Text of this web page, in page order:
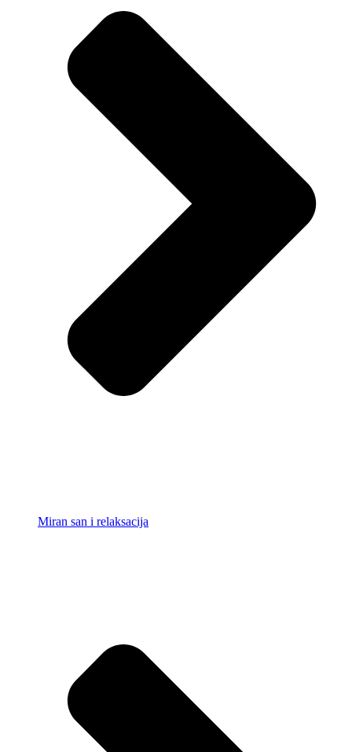
Miran san i relaksacija